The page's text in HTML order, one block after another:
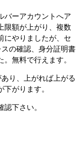
バーアカウントへア
限額が上がり、複数
にやりましたが、セ
の確認、身分証明書
無料で行えます。
り、上がれば上がる
がります。
認下さい。